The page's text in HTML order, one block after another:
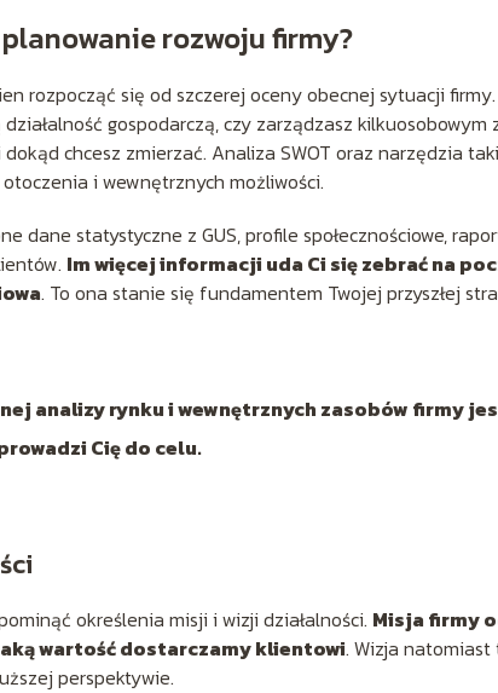
rozwoju firmy?
rozpocząć się od szczerej oceny obecnej sytuacji
gospodarczą, czy zarządzasz kilkuosobowym
chcesz zmierzać. Analiza SWOT oraz narzędzia
i wewnętrznych możliwości.
dane statystyczne z GUS, profile społecznościowe,
Im więcej informacji uda Ci się zebrać na
. To ona stanie się fundamentem Twojej przyszłej
analizy rynku i wewnętrznych zasobów firmy
Cię do celu.
określenia misji i wizji działalności. Misja firmy
wartość dostarczamy klientowi. Wizja natomiast
perspektywie.